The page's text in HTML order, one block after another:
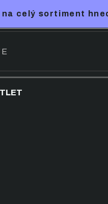
celý sortiment